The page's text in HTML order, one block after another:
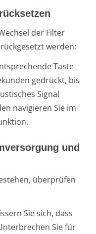
der Filter
werden:
Taste
gedrückt, bis
Signal
navigieren Sie im
und
überprüfen
Sie sich, dass
Sie für